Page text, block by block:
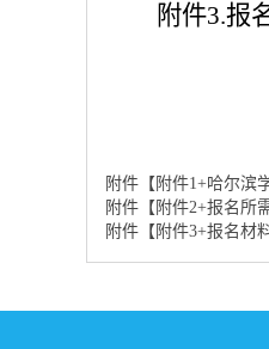
附件3.报
附件【 附件1+哈尔滨
附件【 附件2+报名所
附件【 附件3+报名材